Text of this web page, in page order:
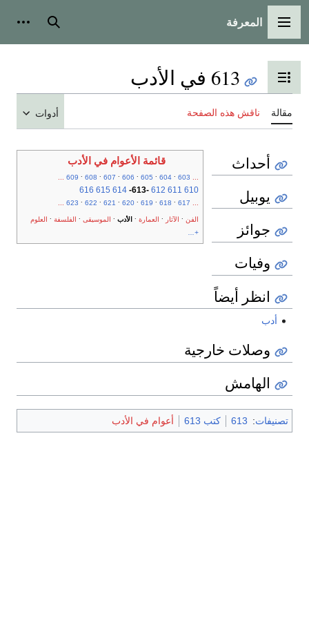
القائمة الرئيسية
المعرفة بحث
تبديل عرض جدول المحتويات
613 في الأدب
مقالة ناقش هذه الصفحة أدوات
قائمة الأعوام في الأدب
...
603
604
605
606
607
608
609
...
610
611
612
-
613
-
614
615
616
...
617
618
619
620
621
622
623
...
الفن الآثار العمارة الأدب الموسيقى الفلسفة
العلوم
+...
أحداث
يوبيل
جوائز
وفيات
انظر أيضاً
أدب
وصلات خارجية
الهامش
تصنيفات:
613 كتب 613 أعوام في الأدب